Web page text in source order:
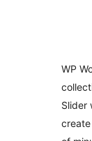
WP
Slider